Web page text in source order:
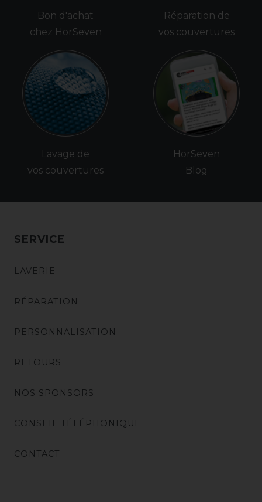
Bon d'achat
chez HorSeven
Lavage de
vos couvertures
Réparation de
vos couvertures
HorSeven
Blog
SERVICE
LAVERIE
RÉPARATION
PERSONNALISATION
RETOURS
NOS SPONSORS
CONSEIL TÉLÉPHONIQUE
CONTACT